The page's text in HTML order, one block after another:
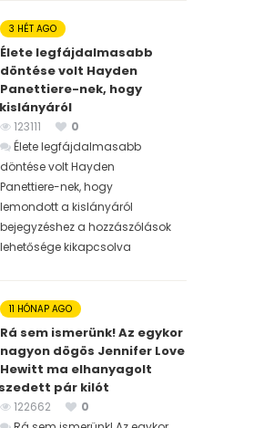
3 HÉT AGO
Élete legfájdalmasabb
döntése volt Hayden
Panettiere-nek, hogy
123111
0
Élete legfájdalmasabb
döntése volt Hayden
Panettiere-nek, hogy
lemondott a kislányáról
bejegyzéshez a hozzászólások
lehetősége kikapcsolva
11 HÓNAP AGO
Rá sem ismerünk! Az egykor
nagyon dögös Jennifer Love
Hewitt ma elhanyagolt
pár kilót
122662
0